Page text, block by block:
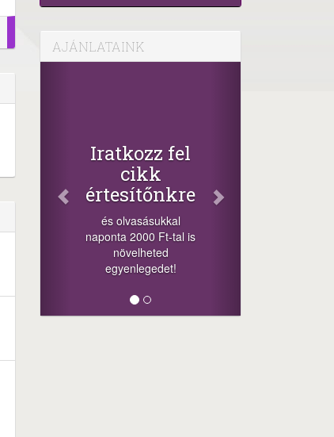
AJÁNLATAINK
Iratkozz fel
cikk
értesítőnkre
és olvasásukkal
naponta 2000 Ft-tal is
növelheted
egyenlegedet!